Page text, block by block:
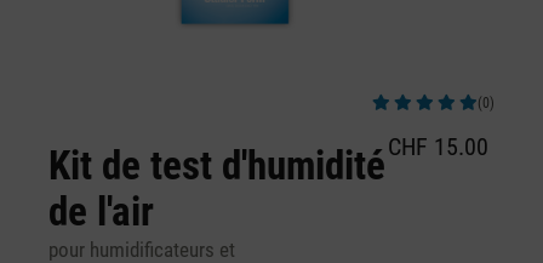
(0)
Kit de test d'humidité
de l'air
pour humidificateurs et
CHF 15.00